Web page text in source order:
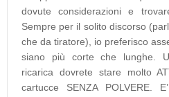
dovute considerazioni e
Sempre per il solito discorso
che da tiratore), io preferisco
siano più corte che lunghe.
ricarica dovrete stare molto
cartucce SENZA POLVERE.